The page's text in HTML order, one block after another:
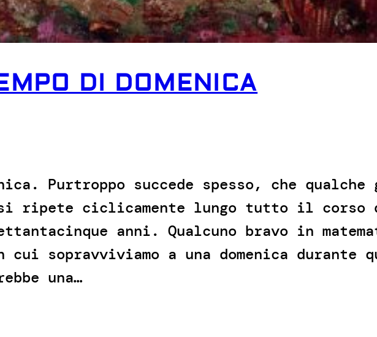
DI DOMENICA
Purtroppo succede spesso, che
si ripete ciclicamente lungo tutto il corso
anni. Qualcuno bravo in
sopravviviamo a una domenica durante
una…